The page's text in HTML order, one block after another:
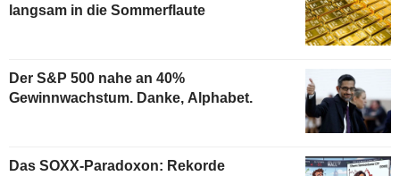
langsam in die Sommerflaute
Der S&P 500 nahe an 40%
Gewinnwachstum. Danke, Alphabet.
Das SOXX-Paradoxon: Rekorde